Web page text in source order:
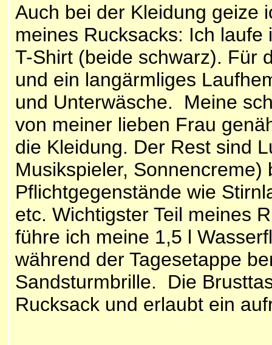
Auch bei der Kleidung geize
meines Rucksacks: Ich
T-Shirt (beide schwarz). Für
und ein langärmliges
und Unterwäsche. Meine
von meiner lieben Frau
die Kleidung. Der Rest sind
Musikspieler, Sonnencreme)
Pflichtgegenstände wie
etc. Wichtigster Teil meines
führe ich meine 1,5 l
während der Tagesetappe
Sandsturmbrille. Die
Rucksack und erlaubt ein